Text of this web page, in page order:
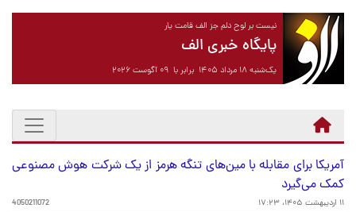
نیست بر لوح دلم جز الف قامت یار
پایگاه خبری الف
یک‌شنبه ۱۸ مرداد ۱۴۰۵ برابر با ۰۹ آگوست ۲۰۲۶
آمریکا برای مقابله با مین‌های تنگه هرمز از یک شرکت هوش مصنوعی
کمک می‌گیرد
۱۱ اردیبهشت ۱۴۰۵، ۱۷:۲۳ 4050211072